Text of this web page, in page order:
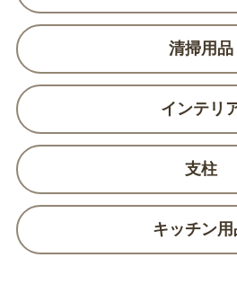
清掃用品
インテリ
支柱
キッチン用